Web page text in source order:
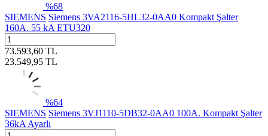
%68
SIEMENS Siemens 3VA2116-5HL32-0AA0 Kompakt Şalter
160A. 55 kA ETU320
73.593,60 TL
23.549,95 TL
%64
SIEMENS Siemens 3VJ1110-5DB32-0AA0 100A. Kompakt Şalter
36kA Ayarlı